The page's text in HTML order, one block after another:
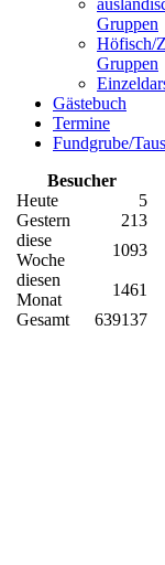
Gruppen
Höfisch/
Gruppen
Gästebuch
Termine
Fundgrube/
Besucher
Heute
5
Gestern
213
diese
Woche
1093
diesen
Monat
1461
Gesamt
639137